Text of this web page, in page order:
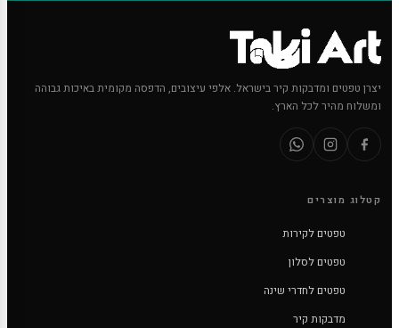
יצרן טפטים ומדבקות קיר בישראל. אלפי עיצובים, הדפסה מקומית באיכות גבוהה
ומשלוח מהיר לכל הארץ.
קטלוג מוצרים
טפטים לקירות
טפטים לסלון
טפטים לחדרי שינה
מדבקות קיר